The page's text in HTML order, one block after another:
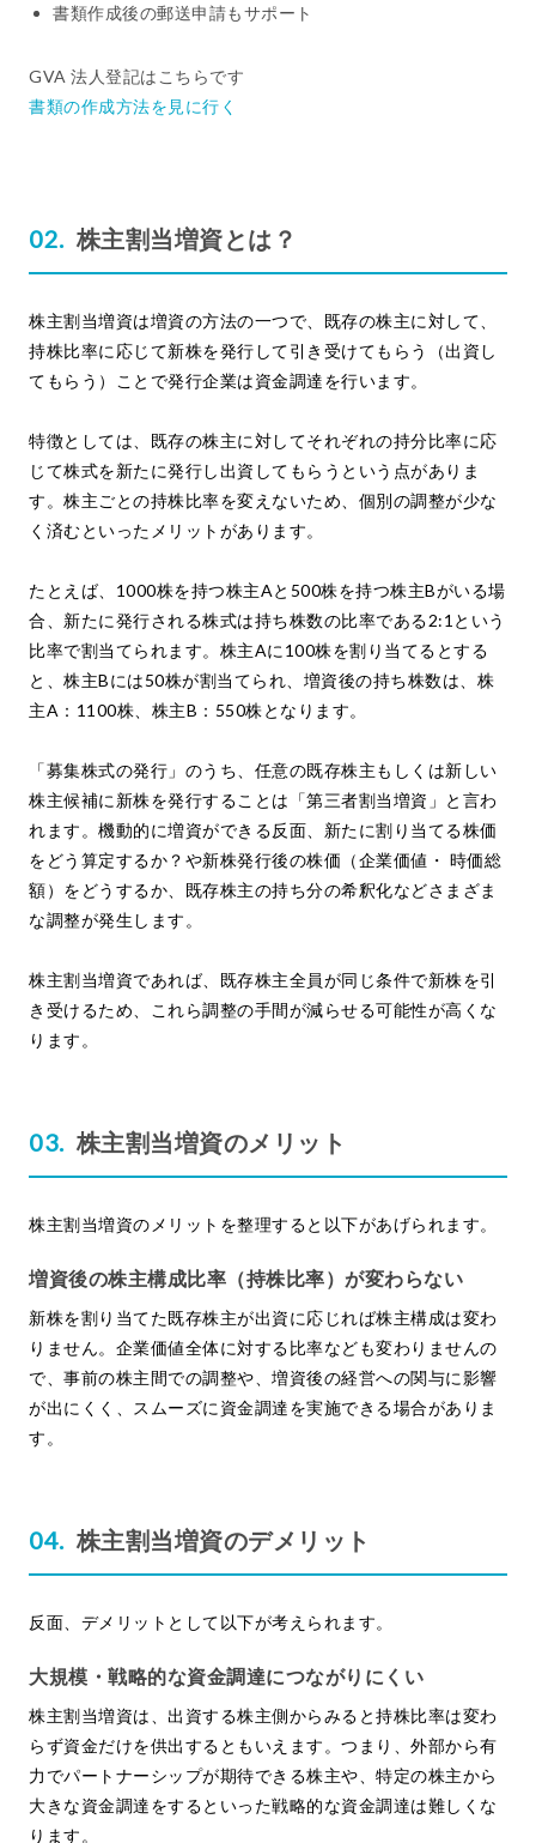
書類作成後の郵送申請もサポート
GVA 法人登記はこちらです
書類の作成方法を見に行く
株主割当増資とは？
株主割当増資は増資の方法の一つで、既存の株主に対して、
持株比率に応じて新株を発行して引き受けてもらう（出資し
てもらう）ことで発行企業は資金調達を行います。
特徴としては、既存の株主に対してそれぞれの持分比率に応
じて株式を新たに発行し出資してもらうという点がありま
す。株主ごとの持株比率を変えないため、個別の調整が少な
く済むといったメリットがあります。
たとえば、1000株を持つ株主Aと500株を持つ株主Bがいる場
合、新たに発行される株式は持ち株数の比率である2:1という
比率で割当てられます。株主Aに100株を割り当てるとする
と、株主Bには50株が割当てられ、増資後の持ち株数は、株
主A：1100株、株主B：550株となります。
「募集株式の発行」のうち、任意の既存株主もしくは新しい
株主候補に新株を発行することは「第三者割当増資」と言わ
れます。機動的に増資ができる反面、新たに割り当てる株価
をどう算定するか？や新株発行後の株価（企業価値・ 時価総
額）をどうするか、既存株主の持ち分の希釈化などさまざま
な調整が発生します。
株主割当増資であれば、既存株主全員が同じ条件で新株を引
き受けるため、これら調整の手間が減らせる可能性が高くな
ります。
株主割当増資のメリット
株主割当増資のメリットを整理すると以下があげられます。
増資後の株主構成比率（持株比率）が変わらない
新株を割り当てた既存株主が出資に応じれば株主構成は変わ
りません。企業価値全体に対する比率なども変わりませんの
で、事前の株主間での調整や、増資後の経営への関与に影響
が出にくく、スムーズに資金調達を実施できる場合がありま
す。
株主割当増資のデメリット
反面、デメリットとして以下が考えられます。
大規模・戦略的な資金調達につながりにくい
株主割当増資は、出資する株主側からみると持株比率は変わ
らず資金だけを供出するともいえます。つまり、外部から有
力でパートナーシップが期待できる株主や、特定の株主から
大きな資金調達をするといった戦略的な資金調達は難しくな
ります。